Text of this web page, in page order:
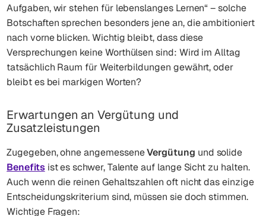
Aufgaben, wir stehen für lebenslanges Lernen“ – solche
Botschaften sprechen besonders jene an, die ambitioniert
nach vorne blicken. Wichtig bleibt, dass diese
Versprechungen keine Worthülsen sind: Wird im Alltag
tatsächlich Raum für Weiterbildungen gewährt, oder
bleibt es bei markigen Worten?
Erwartungen an Vergütung und
Zusatzleistungen
Zugegeben, ohne angemesseneVergütung und solide
Benefitsist es schwer, Talente auf lange Sicht zu halten.
Auch wenn die reinen Gehaltszahlen oft nicht das einzige
Entscheidungskriterium sind, müssen sie doch stimmen.
Wichtige Fragen: